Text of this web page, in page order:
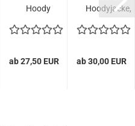
Hoody
marine
ab 27,50 EUR
Hoodyjacke,
marine...
ab 30,00 EUR